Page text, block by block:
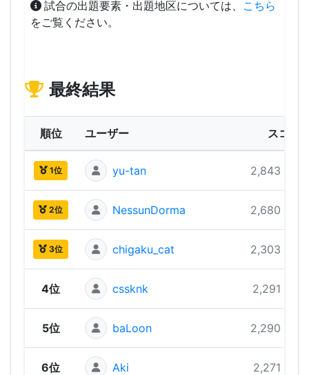
試合の出題要素・出題地区については、 こちら
をご覧ください。
最終結果
順位 ユーザー スコア
1位 yu-tan 2,843 pts
2位 NessunDorma 2,680 pts
3位 chigaku_cat 2,303 pts
4位 cssknk 2,291 pts
5位 baLoon 2,290 pts
6位 Aki 2,271 pts